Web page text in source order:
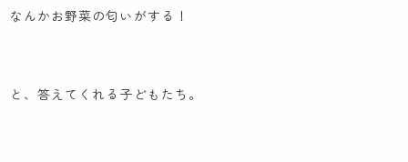
なんかお野菜の匂いがする！
と、答えてくれる子どもたち。